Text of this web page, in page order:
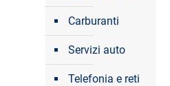
Carburanti
Servizi auto
Telefonia e reti